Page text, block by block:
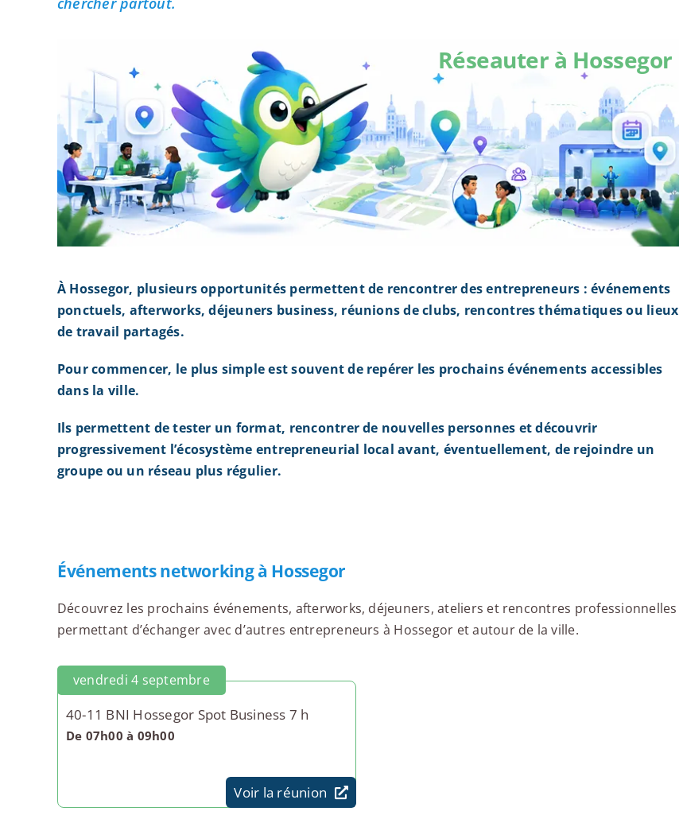
Réseauter à Hossegor
À Hossegor, plusieurs opportunités permettent de rencontrer des entrepreneurs : événements
ponctuels, afterworks, déjeuners business, réunions de clubs, rencontres thématiques ou lieux
de travail partagés.
Pour commencer, le plus simple est souvent de repérer les prochains événements accessibles
dans la ville.
Ils permettent de tester un format, rencontrer de nouvelles personnes et découvrir
progressivement l’écosystème entrepreneurial local avant, éventuellement, de rejoindre un
groupe ou un réseau plus régulier.
Événements networking à Hossegor
Découvrez les prochains événements, afterworks, déjeuners, ateliers et rencontres professionnelles
permettant d’échanger avec d’autres entrepreneurs à Hossegor et autour de la ville.
vendredi 4 septembre
40-11 BNI Hossegor Spot Business 7 h
De 07h00 à 09h00
Voir la réunion